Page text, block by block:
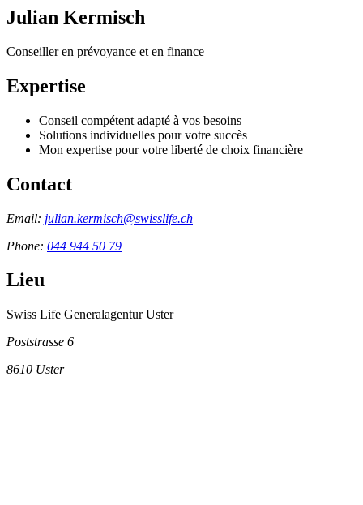
Julian Kermisch
Conseiller en prévoyance et en finance
Expertise
Conseil compétent adapté à vos besoins
Solutions individuelles pour votre succès
Mon expertise pour votre liberté de choix financière
Contact
Email: julian.kermisch@swisslife.ch
Phone: 044 944 50 79
Lieu
Swiss Life Generalagentur Uster
Poststrasse 6
8610 Uster